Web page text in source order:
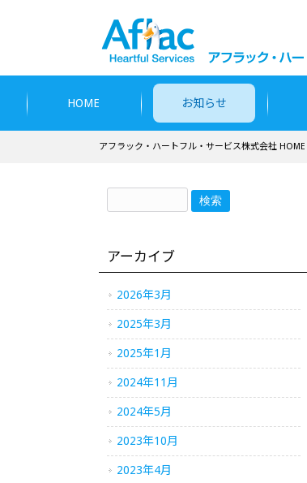
HOME お知らせ
アフラック・ハートフル・サービス株式会社 HOME
アーカイブ
2026年3月
2025年3月
2025年1月
2024年11月
2024年5月
2023年10月
2023年4月